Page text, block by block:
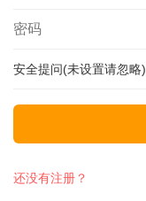
安全提问(未设置请忽略)
还没有注册？